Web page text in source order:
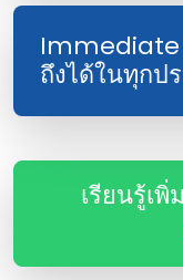
Immediate
ถึงได้ในทุกป
เรียนรู้เ